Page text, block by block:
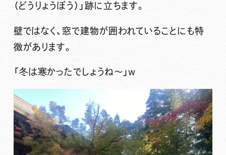
（どうりょうぼう）」跡に立ちます。
壁ではなく、窓で建物が囲われていることにも特
徴があります。
「冬は寒かったでしょうね〜」w